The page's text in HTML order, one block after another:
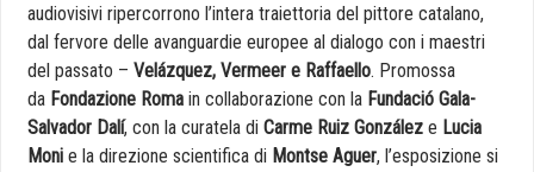
audiovisivi ripercorrono l’intera traiettoria del pittore catalano,
dal fervore delle avanguardie europee al dialogo con i maestri
del passato – Velázquez, Vermeer e Raffaello. Promossa
da Fondazione Roma in collaborazione con la Fundació Gala-
Salvador Dalí, con la curatela di Carme Ruiz González e Lucia
Moni e la direzione scientifica di Montse Aguer, l’esposizione si